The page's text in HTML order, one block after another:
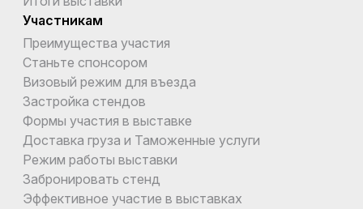
Участникам
Преимущества участия
Станьте спонсором
Визовый режим для въезда
Застройка стендов
Формы участия в выставке
Доставка груза и Таможенные услуги
Режим работы выставки
Забронировать стенд
Эффективное участие в выставках